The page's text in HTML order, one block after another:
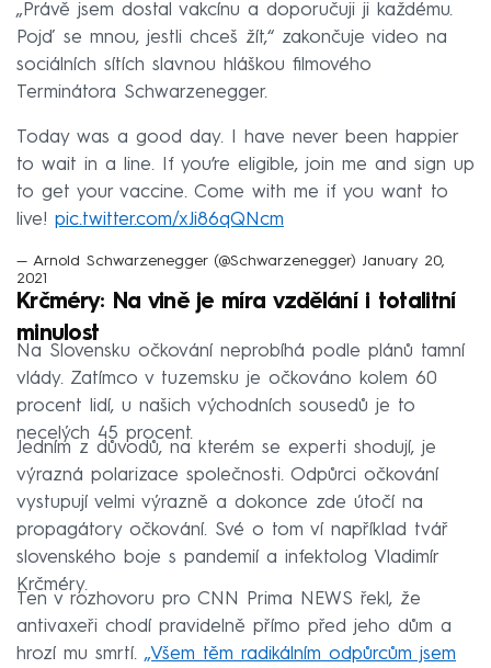
„Právě jsem dostal vakcínu a doporučuji ji každému.
Pojď se mnou, jestli chceš žít,“ zakončuje video na
sociálních sítích slavnou hláškou filmového
Terminátora Schwarzenegger.
Today was a good day. I have never been happier
to wait in a line. If you’re eligible, join me and sign up
to get your vaccine. Come with me if you want to
live! pic.twitter.com/xJi86qQNcm
— Arnold Schwarzenegger (@Schwarzenegger) January 20,
2021
Krčméry: Na vině je míra vzdělání i totalitní
minulost
Na Slovensku očkování neprobíhá podle plánů tamní
vlády. Zatímco v tuzemsku je očkováno kolem 60
procent lidí, u našich východních sousedů je to
necelých 45 procent.
Jedním z důvodů, na kterém se experti shodují, je
výrazná polarizace společnosti. Odpůrci očkování
vystupují velmi výrazně a dokonce zde útočí na
propagátory očkování. Své o tom ví například tvář
slovenského boje s pandemií a infektolog Vladimír
Krčméry.
Ten v rozhovoru pro CNN Prima NEWS řekl, že
antivaxeři chodí pravidelně přímo před jeho dům a
hrozí mu smrtí. „Všem těm radikálním odpůrcům jsem